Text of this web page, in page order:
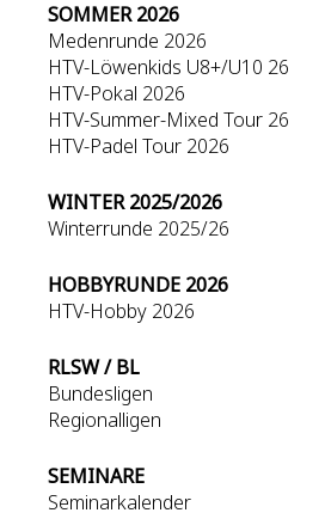
SOMMER 2026
Medenrunde 2026
HTV-Löwenkids U8+/U10 26
HTV-Pokal 2026
HTV-Summer-Mixed Tour 26
HTV-Padel Tour 2026
WINTER 2025/2026
Winterrunde 2025/26
HOBBYRUNDE 2026
HTV-Hobby 2026
RLSW / BL
Bundesligen
Regionalligen
SEMINARE
Seminarkalender